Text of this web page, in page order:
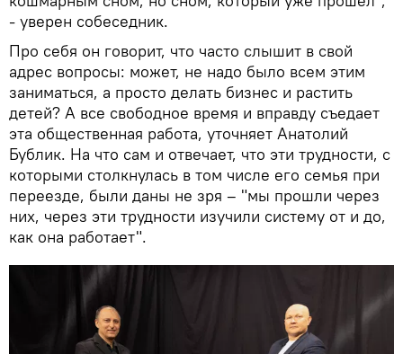
- уверен собеседник.
Про себя он говорит, что часто слышит в свой
адрес вопросы: может, не надо было всем этим
заниматься, а просто делать бизнес и растить
детей? А все свободное время и вправду съедает
эта общественная работа, уточняет Анатолий
Бублик. На что сам и отвечает, что эти трудности, с
которыми столкнулась в том числе его семья при
переезде, были даны не зря – "мы прошли через
них, через эти трудности изучили систему от и до,
как она работает".